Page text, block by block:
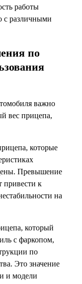
работы
с различными
по
важно
вес прицепа,
которые
Превышение
привести к
на
который
с фаркопом,
по
Это значение
и модели